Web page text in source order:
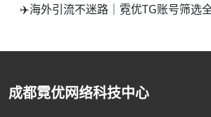
✈️海外引流不迷路｜霓优TG账号筛选
成都霓优网络科技中心